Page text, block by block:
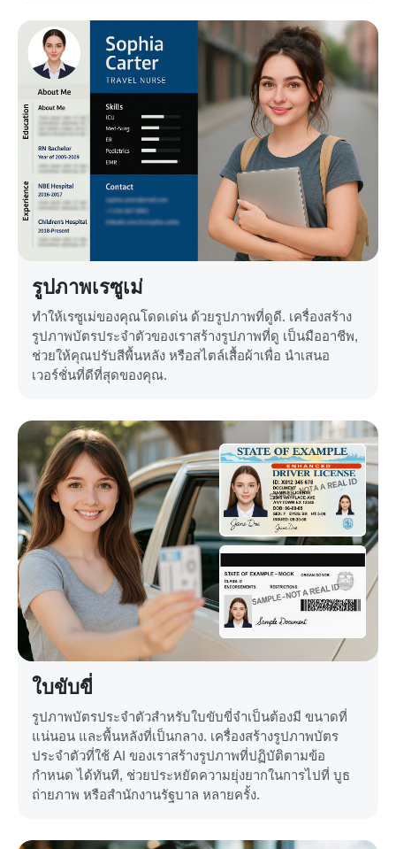
รูปภาพเรซูเม่
ทำให้เรซูเม่ของคุณโดดเด่น ด้วยรูปภาพที่ดูดี. เครื่องสร้าง
รูปภาพบัตรประจำตัวของเราสร้างรูปภาพที่ดู เป็นมืออาชีพ,
ช่วยให้คุณปรับสีพื้นหลัง หรือสไตล์เสื้อผ้าเพื่อ นำเสนอ
เวอร์ชั่นที่ดีที่สุดของคุณ.
ใบขับขี่
รูปภาพบัตรประจำตัวสำหรับใบขับขี่จำเป็นต้องมี ขนาดที่
แน่นอน และพื้นหลังที่เป็นกลาง. เครื่องสร้างรูปภาพบัตร
ประจำตัวที่ใช้ AI ของเราสร้างรูปภาพที่ปฏิบัติตามข้อ
กำหนด ได้ทันที, ช่วยประหยัดความยุ่งยากในการไปที่ บูธ
ถ่ายภาพ หรือสำนักงานรัฐบาล หลายครั้ง.